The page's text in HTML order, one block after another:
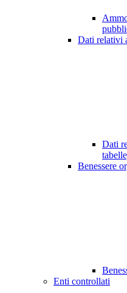
Dati relativi
Dati
Benessere
Enti controllati